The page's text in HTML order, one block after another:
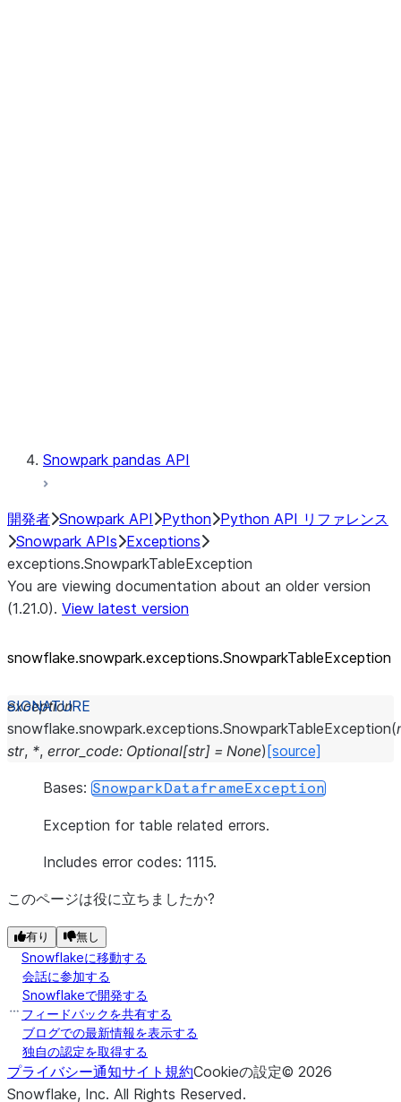
Snowpark pandas API
開発者 Snowpark API Python Python API リファレンス
Snowpark APIs Exceptions
exceptions.SnowparkTableException
You are viewing documentation about an older version
(1.21.0). View latest version
snowflake.snowpark.exceptions.SnowparkTableException
exception
snowflake.snowpark.exceptions.SnowparkTableException(
str, *, error_code: Optional[str] = None) [source]
Bases: SnowparkDataframeException
Exception for table related errors.
Includes error codes: 1115.
このページは役に立ちましたか?
有り 無し
Snowflakeに移動する
会話に参加する
Snowflakeで開発する
フィードバックを共有する
ブログでの最新情報を表示する
独自の認定を取得する
プライバシー通知サイト規約Cookieの設定© 2026
Snowflake, Inc. All Rights Reserved.